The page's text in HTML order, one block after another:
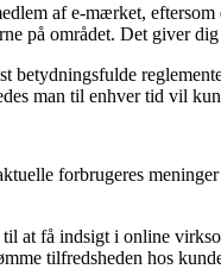
af e-mærket,
på området. Det giver
betydningsfulde
man til enhver tid vil
forbrugeres
at få indsigt i online
tilfredsheden hos